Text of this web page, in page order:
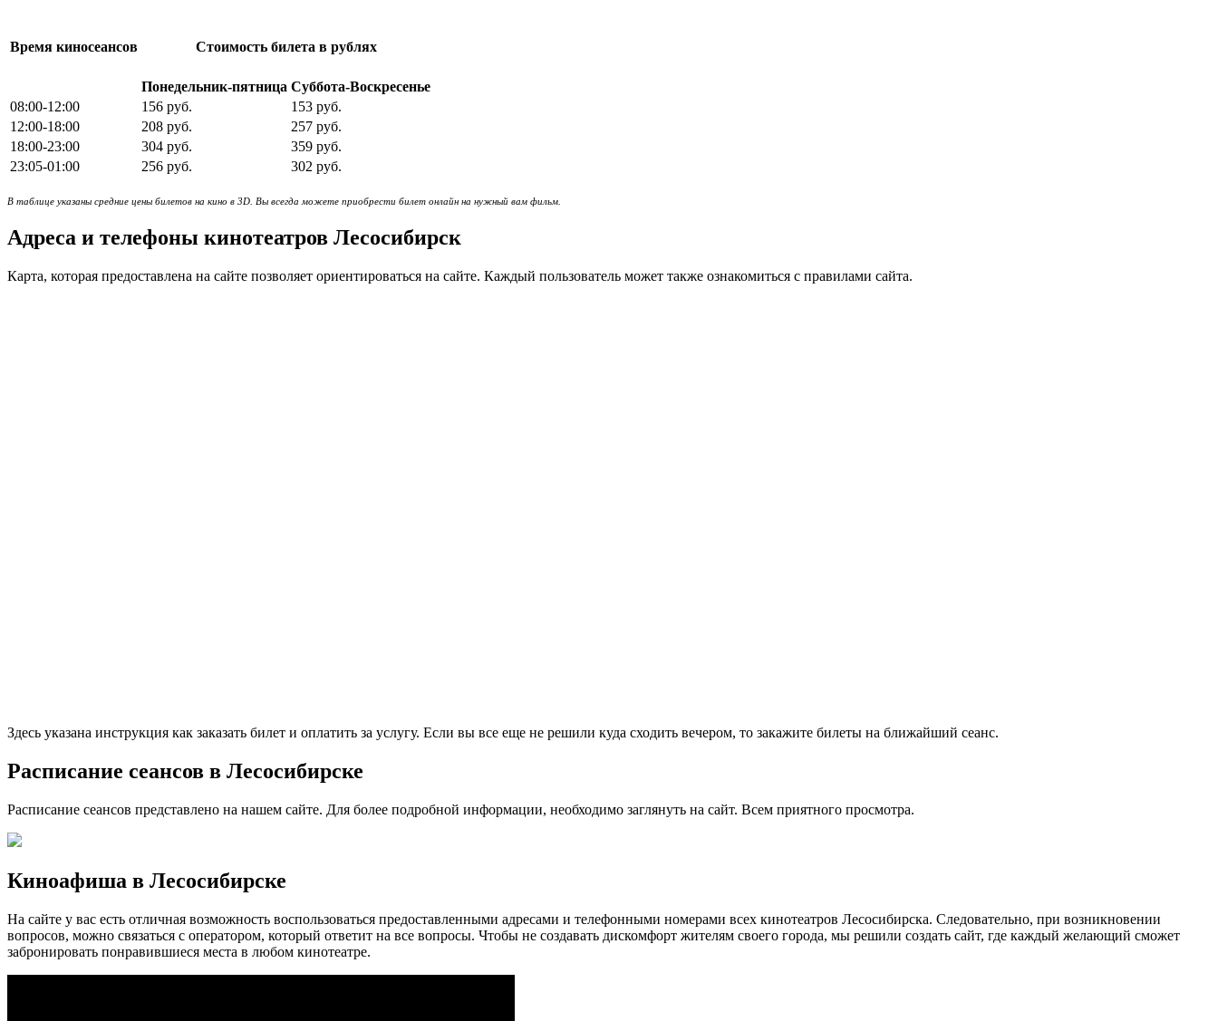
Время киносеансов Стоимость билета в рублях
Понедельник-пятница Суббота-Воскресенье
08:00-12:00
156 руб.
153 руб.
12:00-18:00
208 руб.
257 руб.
18:00-23:00
304 руб.
359 руб.
23:05-01:00
256 руб. 302 руб.
В таблице указаны средние цены билетов на кино в 3D. Вы всегда можете приобрести билет онлайн на нужный вам фильм.
Адреса и телефоны кинотеатров Лесосибирск
Карта, которая предоставлена на сайте позволяет ориентироваться на сайте. Каждый пользователь может также ознакомиться с правилами сайта.
Здесь указана инструкция как заказать билет и оплатить за услугу. Если вы все еще не решили куда сходить вечером, то закажите билеты на ближайший сеанс.
Расписание сеансов в Лесосибирске
Расписание сеансов представлено на нашем сайте. Для более подробной информации, необходимо заглянуть на сайт. Всем приятного просмотра.
Киноафиша в Лесосибирске
На сайте у вас есть отличная возможность воспользоваться предоставленными адресами и телефонными номерами всех кинотеатров Лесосибирска. Следовательно, при возникновении
вопросов, можно связаться с оператором, который ответит на все вопросы. Чтобы не создавать дискомфорт жителям своего города, мы решили создать сайт, где каждый желающий сможет
забронировать понравившиеся места в любом кинотеатре.